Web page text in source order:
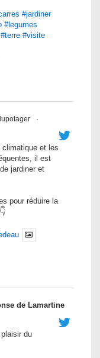
#jardiner
#legumes
#terre #visite
·
et les
il est
jardiner et
pour réduire la
de Lamartine
du